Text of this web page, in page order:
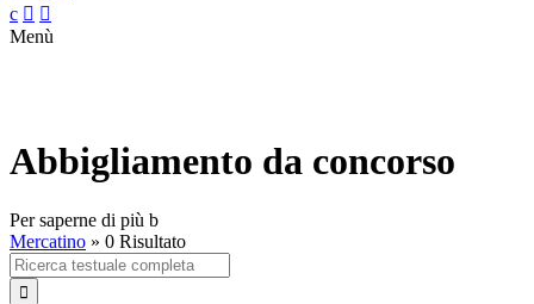
c  
Menù
Abbigliamento da concorso
Per saperne di più b
Mercatino » 0 Risultato
